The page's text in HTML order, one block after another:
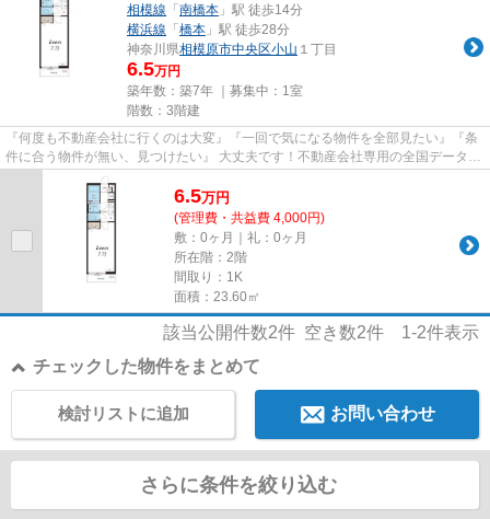
相模線 「 南橋本 」駅 徒歩14分
横浜線 「 橋本 」駅 徒歩28分
神奈川県相模原市中央区小山 １丁目
6.5万円
築年数：築7年 ｜募集中： 1室
階数：3階建
『何度も不動産会社に行くのは大変』『一回で気になる物件を全部見たい』『条
件に合う物件が無い、見つけたい』 大丈夫です！不動産会社専用の全国データベ
ースを利用して、エリアを問...
6.5万円
(管理費・共益費 4,000円)
敷：0ヶ月｜礼：0ヶ月
所在階：2階
間取り：1K
面積：23.60㎡
該当公開件数2件 空き数2件 1-2件表示
チェックした物件をまとめて
お問い合わせ
検討リストに追加
さらに条件を絞り込む